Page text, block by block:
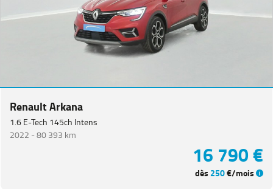
Renault Arkana
1.6 E-Tech 145ch Intens
2022 -80 393 km
16 790 €
dès 250€/mois